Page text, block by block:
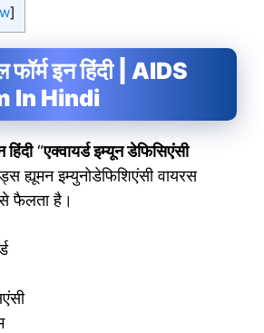
]
इन हिंदी | AIDS
In Hindi
“एक्वायर्ड इम्यून डेफिसिएंसी
ह्यूमन इम्युनोडेफिशिएंसी वायरस
फैलता है।